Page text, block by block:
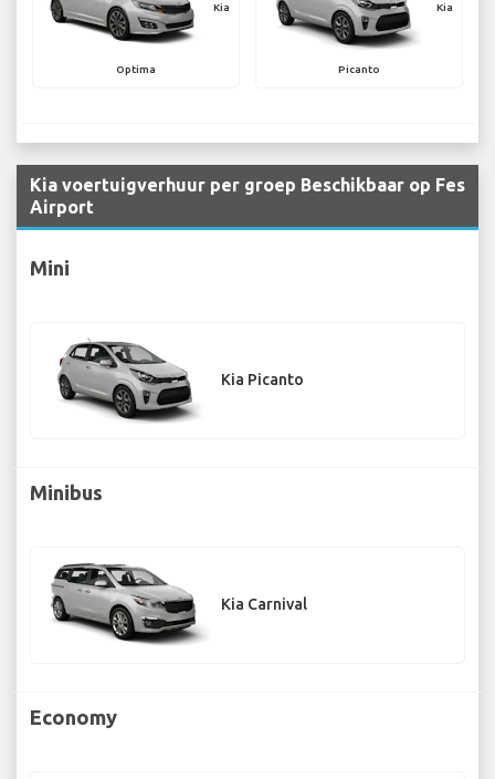
Kia
Optima
Kia
Picanto
Kia voertuigverhuur per groep Beschikbaar op Fes
Airport
Mini
Kia Picanto
Minibus
Kia Carnival
Economy